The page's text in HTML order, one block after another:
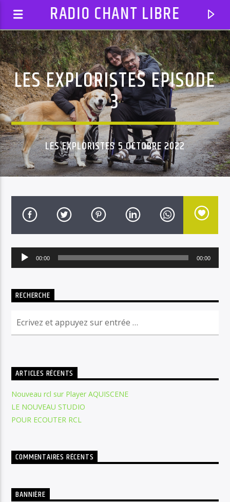
RADIO CHANT LIBRE
AUTODJ: 03 LE MONDE EST FOU
Radio Chant Libre
LES EXPLORISTES EPISODE
3
LES EXPLORISTES 5 OCTOBRE 2022
Lecteur
audio
00:00 00:00
RECHERCHE
ARTICLES RÉCENTS
Nouveau rcl sur Player AQUISCENE
LE NOUVEAU STUDIO
POUR ECOUTER RCL
COMMENTAIRES RÉCENTS
BANNIÈRE